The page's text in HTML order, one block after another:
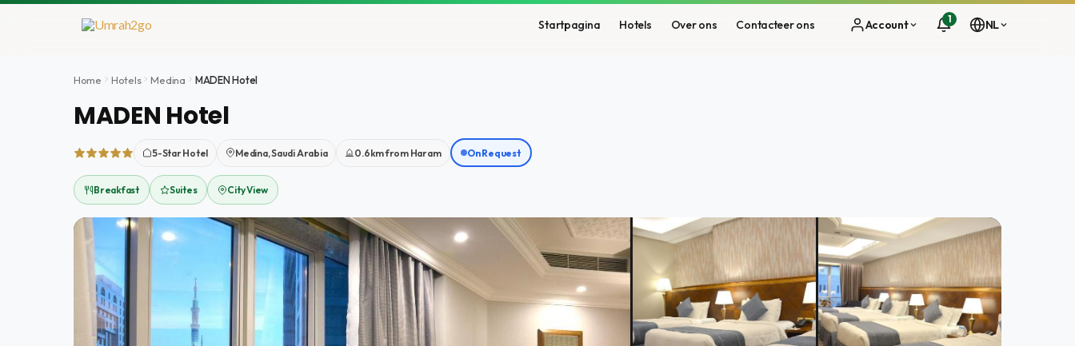
Doorgaan
Startpagina Hotels Over ons Contacteer ons Account 1 NL
Home Hotels Medina MADEN Hotel
MADEN Hotel
5-Star Hotel Medina, Saudi Arabia 0.6km from Haram On Request
Breakfast Suites City View